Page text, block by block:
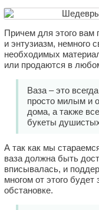
Причем для этого вам
и энтузиазм, немного
необходимых
или продаются в
Ваза – это
просто милым и
дома, а также
букеты
А так как мы
ваза должна быть
вписывалась, и
многом от этого
обстановке.